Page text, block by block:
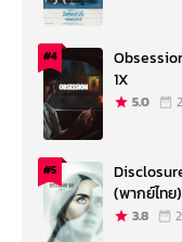
#4
1X
5.0
#5
(พากย์ไทย
3.8